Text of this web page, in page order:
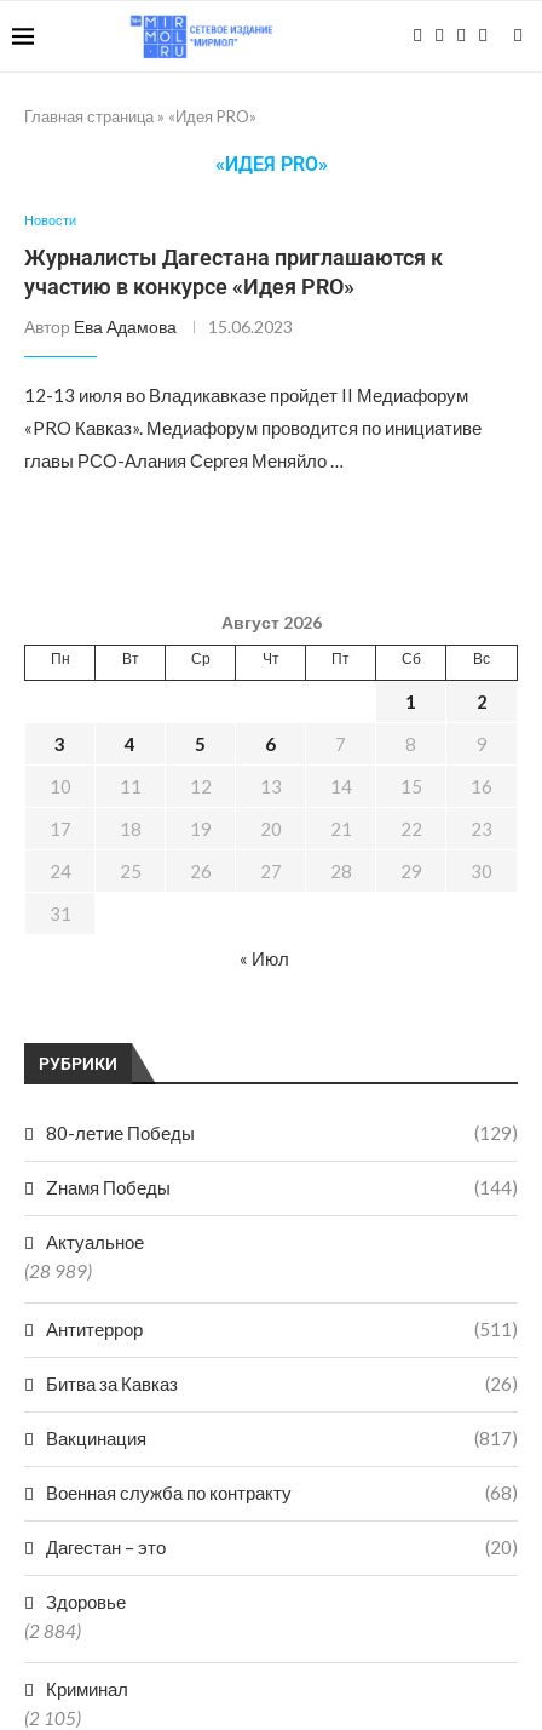
Главная страница » «Идея PRO»
«ИДЕЯ PRO»
Новости
Журналисты Дагестана приглашаются к
участию в конкурсе «Идея PRO»
Автор Ева Адамова 15.06.2023
12-13 июля во Владикавказе пройдет II Медиафорум
«PRO Кавказ». Медиафорум проводится по инициативе
главы РСО-Алания Сергея Меняйло …
РУБРИКИ
80-летие Победы (129)
Zнамя Победы (144)
Актуальное
(28 989)
Антитеррор (511)
Битва за Кавказ (26)
Вакцинация (817)
Военная служба по контракту (68)
Дагестан – это (20)
Здоровье
(2 884)
Криминал
(2 105)
Август 2026
Пн Вт Ср Чт Пт Сб Вс
1
2
3
4 5 6 7 8
9
10
11 12 13 14 15
16
17
18 19 20 21 22
23
24
25 26 27 28 29
30
31
« Июл